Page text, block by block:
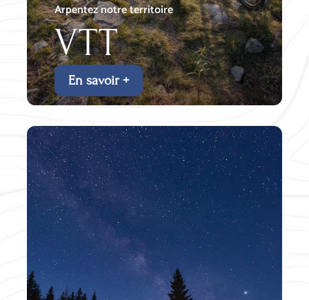
Arpentez notre territoire
VTT
En savoir +